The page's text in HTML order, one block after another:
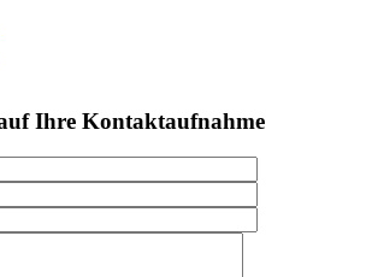
Ihre Kontaktaufnahme